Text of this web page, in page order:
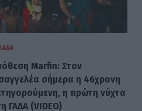
Marfin: Στον
σήμερα η 46χρονη
η πρώτη νύχτα
ΓΑΔΑ (VIDEO)